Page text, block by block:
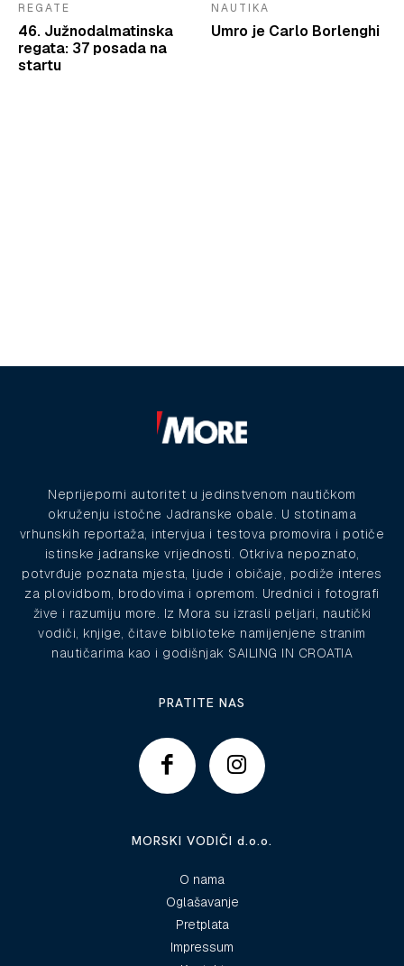
REGATE
46. Južnodalmatinska
regata: 37 posada na
startu
NAUTIKA
Umro je Carlo Borlenghi
Neprijeporni autoritet u jedinstvenom nautičkom
okruženju istočne Jadranske obale. U stotinama
vrhunskih reportaža, intervjua i testova promovira i potiče
istinske jadranske vrijednosti. Otkriva nepoznato,
potvrđuje poznata mjesta, ljude i običaje, podiže interes
za plovidbom, brodovima i opremom. Urednici i fotografi
žive i razumiju more. Iz Mora su izrasli peljari, nautički
vodiči, knjige, čitave biblioteke namijenjene stranim
nautičarima kao i godišnjak SAILING IN CROATIA
PRATITE NAS
MORSKI VODIČI d.o.o.
O nama
Oglašavanje
Pretplata
Impressum